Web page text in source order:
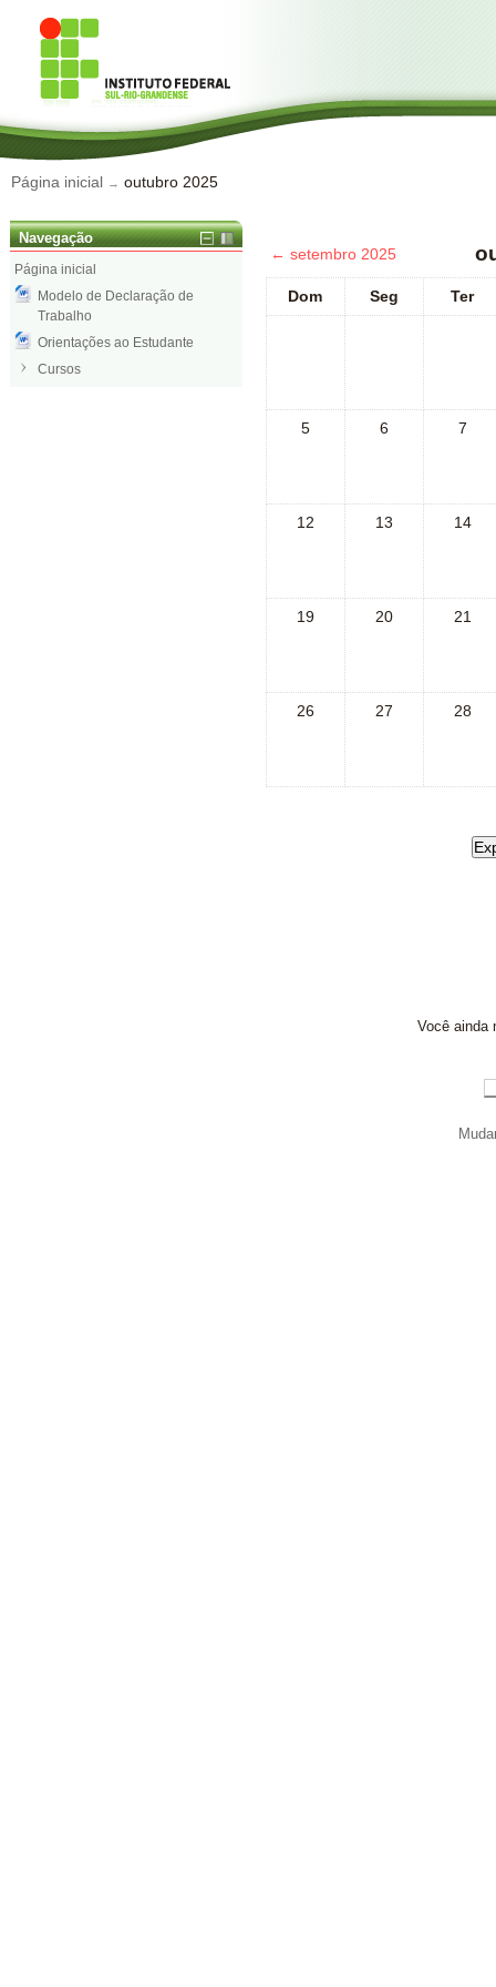
Página inicial → outubro 2025
← setembro 2025
Dom Seg Ter
5 6 7
12 13 14
19 20 21
26 27 28
Navegação
Página inicial
Modelo de Declaração de
Trabalho
Orientações ao Estudante
Cursos
Você ainda